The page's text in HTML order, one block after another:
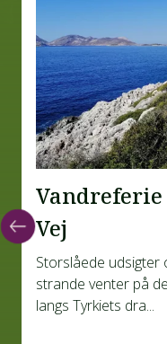
Vej
Storslåede udsigter
strande venter på
langs Tyrkiets dra...